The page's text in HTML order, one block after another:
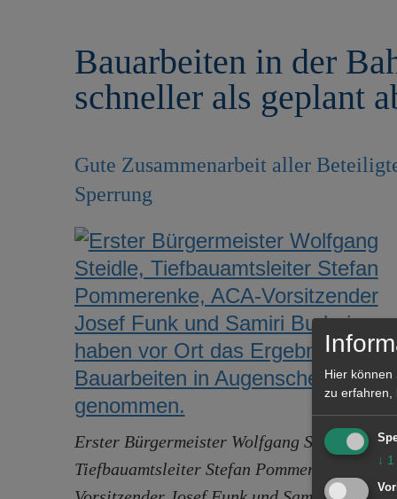
Bauarbeiten in der
schneller als geplant
Gute Zusammenarbeit aller
Sperrung
Erster Bürgermeister Wolfgang Steidle,
Tiefbauamtsleiter Stefan Pommerenke, ACA-
Hier können
zu erfahren,
↓ 1